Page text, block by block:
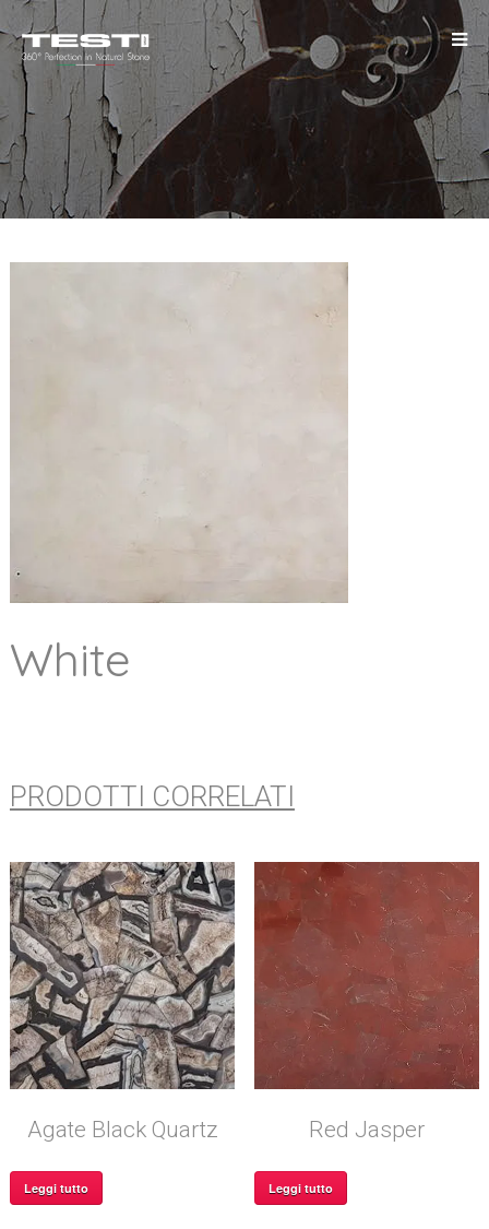
White
PRODOTTI CORRELATI
Agate Black Quartz
Leggi tutto
Red Jasper
Leggi tutto